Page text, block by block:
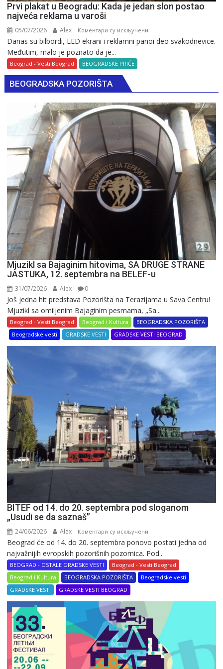
Prvi plakat u Beogradu: Kada je jedan slon postao
najveća reklama u varoši
05/07/2026 Alex Коментари су искључени
Prvi
jedan
slon
postao
najveća
reklama
u
varoši
Danas su bilbordi, LED ekrani i reklamni panoi deo svakodnevice.
Međutim, malo je poznato da je...
Beograd - Vesti Beograd BEOGRADSKE PRIČE
BEOGRADSKA POZORIŠTA
Mjuzikl sa Bajaginim hitovima, SA DRUGE STRANE
JASTUKA, 12. septembra na BELEF-u
31/07/2026 Alex 0
Još jedna hit predstava Pozorišta na Terazijama u Sava Centru!
Mjuzikl sa omiljenim Bajaginim pesmama, „Sa...
Beograd - Vesti Beograd Beograd i Kultura
BEOGRADSKA POZORIŠTA
Beogradske vesti
GRADSKE VESTI GRADSKE VESTI BEOGRAD
BITEF od 14. do 20. septembra pod sloganom
„Usudi se da saznaš”
24/06/2026 Alex Коментари су искључени
BITEF
od
14.
do
20.
sloganom
„Usudi
se
da
saznaš”
Beograd će od 14. do 20. septembra ponovo postati jedna od
najvažnijih evropskih pozorišnih pozornica. Pod...
BEOGRAD - OSTALE GRADSKE VESTI
Beograd - Vesti Beograd
Beograd i Kultura
BEOGRADSKA POZORIŠTA
Beogradske vesti
GRADSKE VESTI
GRADSKE VESTI BEOGRAD